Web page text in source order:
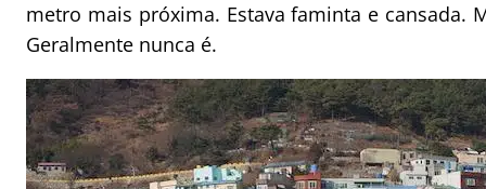
metro mais próxima. Estava faminta e cansada.
Geralmente nunca é.